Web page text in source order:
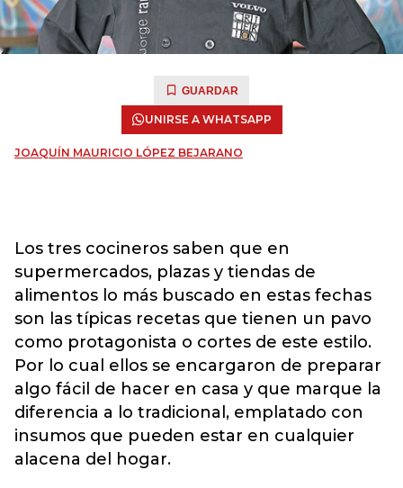
GUARDAR
UNIRSE A WHATSAPP
JOAQUÍN MAURICIO LÓPEZ BEJARANO
Los tres cocineros saben que en
supermercados, plazas y tiendas de
alimentos lo más buscado en estas fechas
son las típicas recetas que tienen un pavo
como protagonista o cortes de este estilo.
Por lo cual ellos se encargaron de preparar
algo fácil de hacer en casa y que marque la
diferencia a lo tradicional, emplatado con
insumos que pueden estar en cualquier
alacena del hogar.